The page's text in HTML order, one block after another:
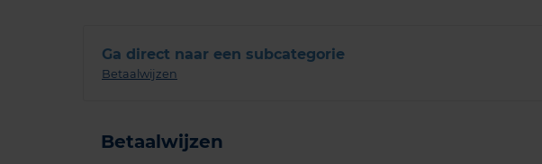
Ga direct naar een subcategorie
Betaalwijzen
Betaalwijzen